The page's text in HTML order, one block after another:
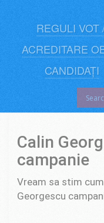
REGULI
ACREDITARE
CANDIDAȚI
Calin
campanie
Vream sa stim
Georgescu